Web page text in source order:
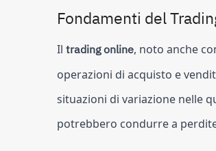
Fondamenti del
Il trading online, noto anche
operazioni di acquisto e
situazioni di variazione nelle
potrebbero condurre a